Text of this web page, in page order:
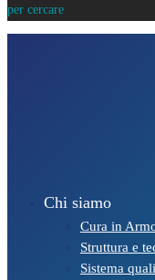
per cercare
Chi siamo
Cura in
Struttura e
Sistema